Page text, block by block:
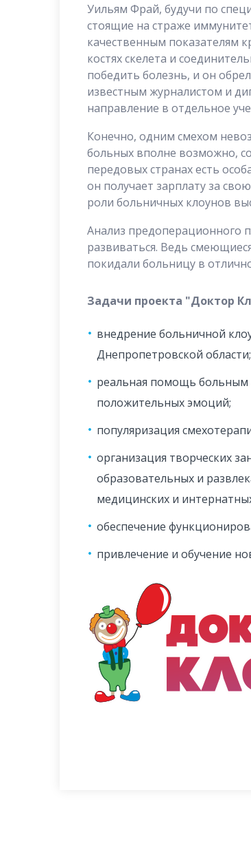
Уильям Фрай, будучи по
стоящие на страже
качественным показателям
костях скелета и
победить болезнь, и он
известным журналистом и
направление в отдельное
Конечно, одним смехом
больных вполне возможно,
передовых странах есть
он получает зарплату за
роли больничных клоунов
Анализ предоперационного
развиваться. Ведь
покидали больницу в
Задачи проекта "Доктор
внедрение больничной
Днепропетровской области;
реальная помощь
положительных эмоций;
популяризация
организация творческих
образовательных и
медицинских и
обеспечение
привлечение и обучение